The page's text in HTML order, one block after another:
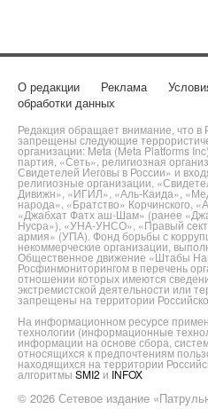
О редакции Реклама
обработки данных
Редакция обращает внимание, что в
запрещены следующие
организации: Meta (Meta Platforms
партия, «Сеть», религиозная
Свидетелей Иеговы в России» и
религиозные организации,
Дивижн», «ИГИЛ», «Аль-Каида»,
народа», «Братство» Корчинского,
«Джабхат Фатх аш-Шам» (ранее
Нусра»), «УНА-УНСО», «Правый
армия» (УПА). Фонд борьбы с
некоммерческие организации,
Общественное движение «Штабы
Росфинмониторингом в перечень
отношении которых имеются
экстремистской деятельности или
запрещены на территории
На информационном ресурсе
технологии (информационные
информации на основе сбора,
относящихся к предпочтениям
находящихся на территории
алгоритмы SMI2 и INFOX
© 2026 Сетевое издание